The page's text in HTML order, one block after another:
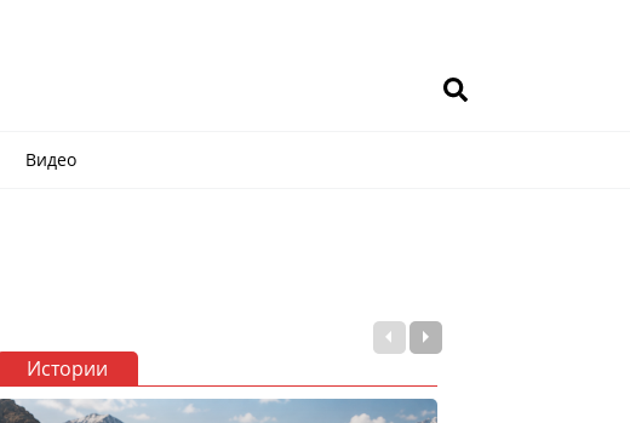
Видео
Истории